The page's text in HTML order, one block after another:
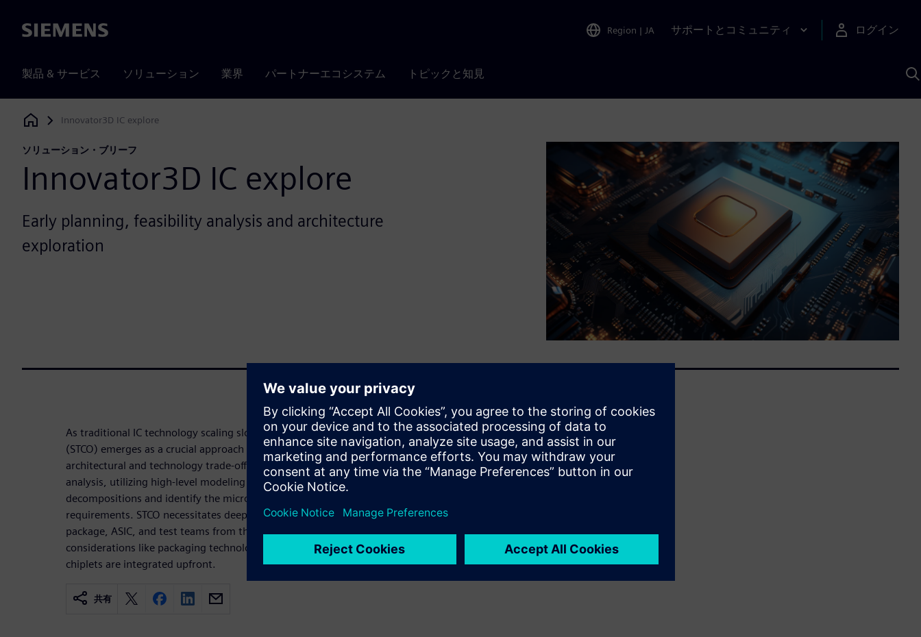
Siemens Region | JA サポートとコミュニティ ログイン
製品 & サービス ソリューション 業界 パートナーエコシステム トピックと知見
Siemens Digital Industries Software
Innovator3D IC explore
ソリューション・ブリーフ
Innovator3D IC explore
Early planning, feasibility analysis and architecture
exploration
As traditional IC technology scaling slows, System Technology Co-Optimization
(STCO) emerges as a crucial approach to extend design scaling by enabling early
architectural and technology trade-offs. This process relies heavily on predictive
analysis, utilizing high-level modeling to evaluate numerous chiplet-level SoC
decompositions and identify the microarchitecture that best meets product
requirements. STCO necessitates deep collaboration across system, RTL,
package, ASIC, and test teams from the planning phase, ensuring that
considerations like packaging technologies, available IP, and off-the-shelf
chiplets are integrated upfront.
共有